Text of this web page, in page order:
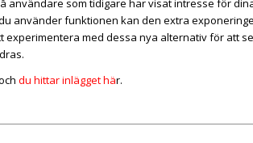
användare som tidigare har visat intresse för
använder funktionen kan den extra
experimentera med dessa nya alternativ för att
du hittar inlägget här.